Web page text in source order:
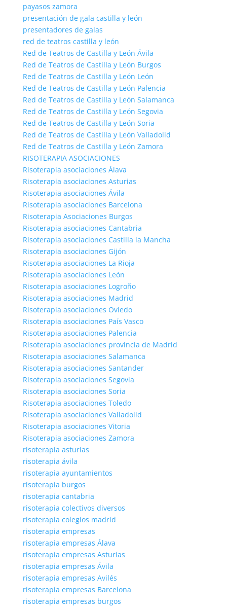
payasos zamora
presentación de gala castilla y león
presentadores de galas
red de teatros castilla y león
Red de Teatros de Castilla y León Ávila
Red de Teatros de Castilla y León Burgos
Red de Teatros de Castilla y León León
Red de Teatros de Castilla y León Palencia
Red de Teatros de Castilla y León Salamanca
Red de Teatros de Castilla y León Segovia
Red de Teatros de Castilla y León Soria
Red de Teatros de Castilla y León Valladolid
Red de Teatros de Castilla y León Zamora
RISOTERAPIA ASOCIACIONES
Risoterapia asociaciones Álava
Risoterapia asociaciones Asturias
Risoterapia asociaciones Ávila
Risoterapia asociaciones Barcelona
Risoterapia Asociaciones Burgos
Risoterapia asociaciones Cantabria
Risoterapia asociaciones Castilla la Mancha
Risoterapia asociaciones Gijón
Risoterapia asociaciones La Rioja
Risoterapia asociaciones León
Risoterapia asociaciones Logroño
Risoterapia asociaciones Madrid
Risoterapia asociaciones Oviedo
Risoterapia asociaciones País Vasco
Risoterapia asociaciones Palencia
Risoterapia asociaciones provincia de Madrid
Risoterapia asociaciones Salamanca
Risoterapia asociaciones Santander
Risoterapia asociaciones Segovia
Risoterapia asociaciones Soria
Risoterapia asociaciones Toledo
Risoterapia asociaciones Valladolid
Risoterapia asociaciones Vitoria
Risoterapia asociaciones Zamora
risoterapia asturias
risoterapia ávila
risoterapia ayuntamientos
risoterapia burgos
risoterapia cantabria
risoterapia colectivos diversos
risoterapia colegios madrid
risoterapia empresas
risoterapia empresas Álava
risoterapia empresas Asturias
risoterapia empresas Ávila
risoterapia empresas Avilés
risoterapia empresas Barcelona
risoterapia empresas burgos